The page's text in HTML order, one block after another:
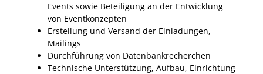
Events sowie Beteiligung an der Entwicklung
von Eventkonzepten
Erstellung und Versand der Einladungen,
Mailings
Durchführung von Datenbankrecherchen
Technische Unterstützung, Aufbau, Einrichtung